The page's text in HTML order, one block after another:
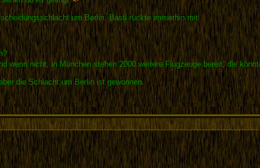
um Berlin, Basti rückte immerhin mit
wenn nicht, in München stehen 2000 weitere Flugzeuge bereit, die
die Schlacht um Berlin ist gewonnen.